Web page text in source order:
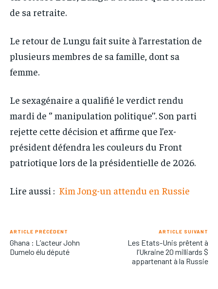
de sa retraite.
Le retour de Lungu fait suite à l’arrestation de
plusieurs membres de sa famille, dont sa
femme.
Le sexagénaire a qualifié le verdict rendu
mardi de ‘’ manipulation politique’’. Son parti
rejette cette décision et affirme que l’ex-
président défendra les couleurs du Front
patriotique lors de la présidentielle de 2026.
Lire aussi : Kim Jong-un attendu en Russie
ARTICLE PRÉCÉDENT
Ghana : L’acteur John
Dumelo élu député
ARTICLE SUIVANT
Les Etats-Unis prêtent à
l’Ukraine 20 milliards $
appartenant à la Russie